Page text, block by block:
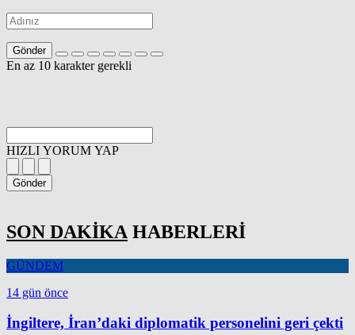
Gönder
En az 10 karakter gerekli
HIZLI YORUM YAP
Gönder
SON DAKİKA HABERLERİ
GÜNDEM
14 gün önce
İngiltere, İran’daki diplomatik personelini geri çekti